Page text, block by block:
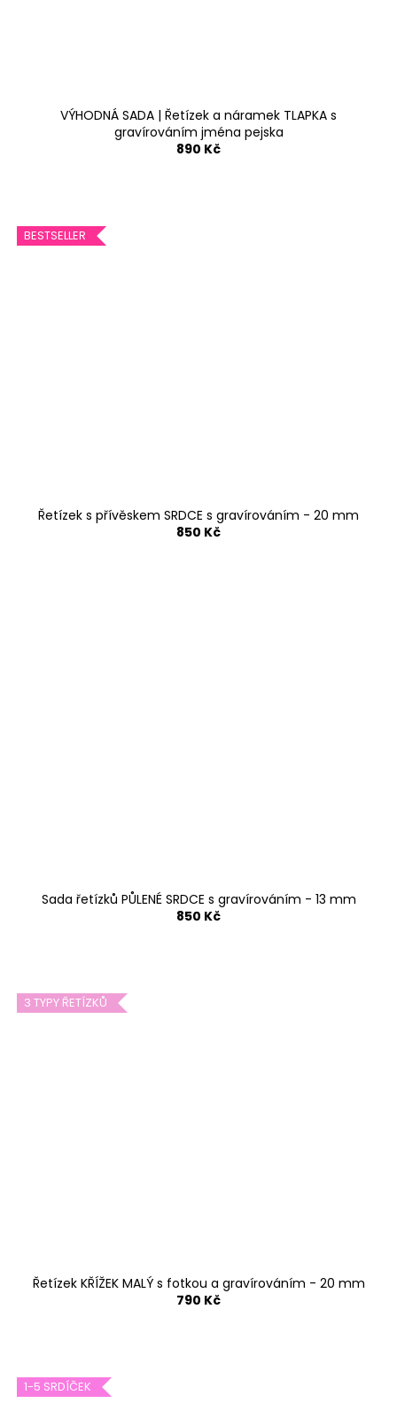
VÝHODNÁ SADA | Řetízek a náramek TLAPKA s
gravírováním jména pejska
890 Kč
BESTSELLER
Řetízek s přívěskem SRDCE s gravírováním - 20 mm
850 Kč
Sada řetízků PŮLENÉ SRDCE s gravírováním - 13 mm
850 Kč
3 TYPY ŘETÍZKŮ
Řetízek KŘÍŽEK MALÝ s fotkou a gravírováním - 20 mm
790 Kč
1-5 SRDÍČEK